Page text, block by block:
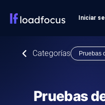
Iniciar
Categorías Pruebas
Pruebas